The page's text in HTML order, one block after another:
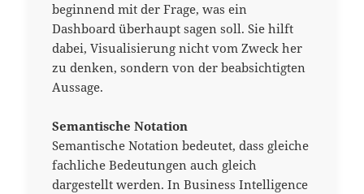
beginnend mit der Frage, was ein
Dashboard überhaupt sagen soll. Sie hilft
dabei, Visualisierung nicht vom Zweck her
zu denken, sondern von der beabsichtigten
Aussage.
Semantische Notation
Semantische Notation bedeutet, dass gleiche
fachliche Bedeutungen auch gleich
dargestellt werden. In Business Intelligence